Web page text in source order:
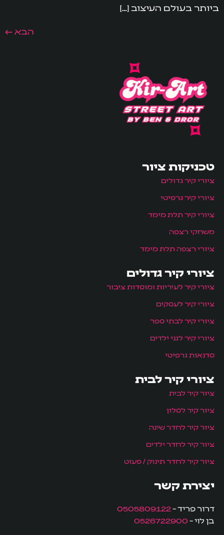
ביותר בעולם העיצוב […]
הבא ←
טכניקות ציור
ציורי קיר גדולים
ציורי קיר גרפיטי
ציורי קיר תלת מימד
משחקי רצפה
ציורי רצפה תלת מימד
ציורי קיר גדולים
ציורי קיר לעיריות ומוסדות ציבור
ציורי קיר לעסקים
ציורי קיר לבתי ספר
ציורי קיר לגני ילדים
סדנאות גרפיטי
ציורי קיר לבית
ציור קיר לבית
ציור קיר לסלון
ציור קיר לחדר שינה
ציור קיר לחדר ילדים
ציור קיר לחדר תינוק / פעוט
יצירת קשר
דרור פריד –0505809122
בן לוי –0526722900